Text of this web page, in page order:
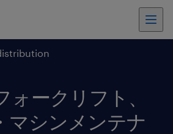
ォークリフト、
マシンメンテナ